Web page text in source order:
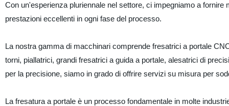
Con un'esperienza pluriennale nel settore, ci impegniamo a
prestazioni eccellenti in ogni fase del processo.
La nostra gamma di macchinari comprende fresatrici a portale
torni, piallatrici, grandi fresatrici a guida a portale, alesatrici di
per la precisione, siamo in grado di offrire servizi su misura per
La fresatura a portale è un processo fondamentale in molte